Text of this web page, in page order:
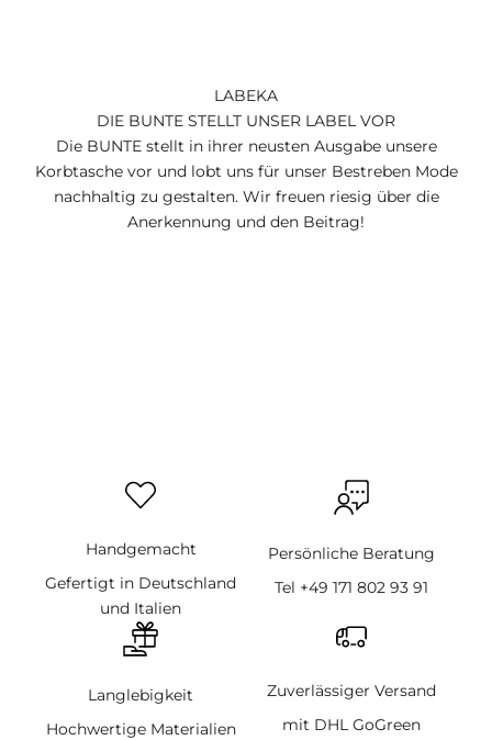
LABEKA
DIE BUNTE STELLT UNSER LABEL VOR
Die BUNTE stellt in ihrer neusten Ausgabe unsere
Korbtasche vor und lobt uns für unser Bestreben Mode
nachhaltig zu gestalten. Wir freuen riesig über die
Anerkennung und den Beitrag!
Handgemacht
Gefertigt in Deutschland
und Italien
Persönliche Beratung
Tel +49 171 802 93 91
Langlebigkeit
Hochwertige Materialien
Zuverlässiger Versand
mit DHL GoGreen